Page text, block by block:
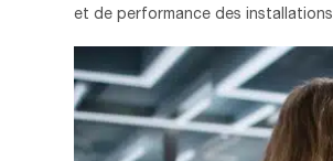
et de performance des installations.